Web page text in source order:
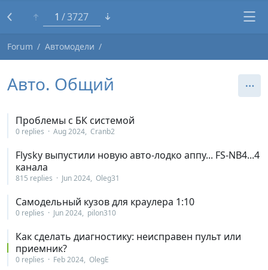
1 3727
Forum Автомодели
Авто. Общий
Проблемы с БК системой
0 replies Aug 2024 Cranb2
Flysky выпустили новую авто-лодко аппу... FS-NB4...4
канала
815 replies Jun 2024 Oleg31
Самодельный кузов для краулера 1:10
0 replies Jun 2024 pilon310
Как сделать диагностику: неисправен пульт или
приемник?
0 replies Feb 2024 OlegE